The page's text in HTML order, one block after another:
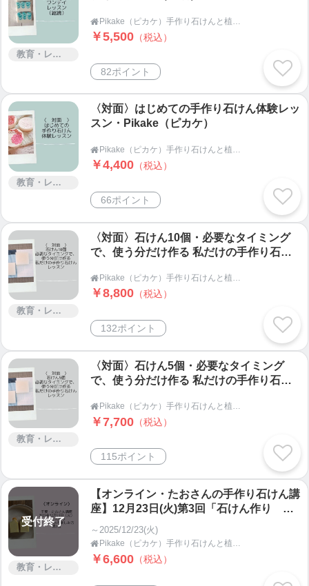
教育・レッスン・講習

￥5,500 （税込）
82ポイント
教育・レッスン・講習
〈対面〉はじめての手作り石けん体験レッ
スン・Pikake（ピカケ）
 Pikake（ピカケ）手作り石けんと植物の手仕事教室 オンラインショップ
￥4,400 （税込）
66ポイント
教育・レッスン・講習
〈対面〉石けん10個・必要なタイミング
で、使う分だけ作る 私だけの手作り石け
 Pikake（ピカケ）手作り石けんと植物の手仕事教室 オンラインショップ
￥8,800 （税込）
132ポイント
教育・レッスン・講習
〈対面〉石けん5個・必要なタイミング
で、使う分だけ作る 私だけの手作り石け
 Pikake（ピカケ）手作り石けんと植物の手仕事教室 オンラインショップ
￥7,700 （税込）
115ポイント
受付終了
教育・レッスン・講習
【オンライン・たおさんの手作り石けん講
座】12月23日(火)第3回「石けん作り オ
イルと水の楽しみ方」・Pikake（ピカ
ケ）
～2025/12/23(火)
 Pikake（ピカケ）手作り石けんと植物の手仕事教室 オンラインショップ
￥6,600 （税込）